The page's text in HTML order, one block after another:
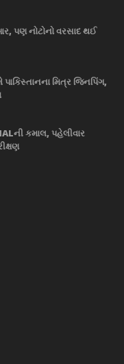
પણ નોટોનો વરસાદ થઈ
મિત્ર જિનપિંગ,
કમાલ, પહેલીવાર